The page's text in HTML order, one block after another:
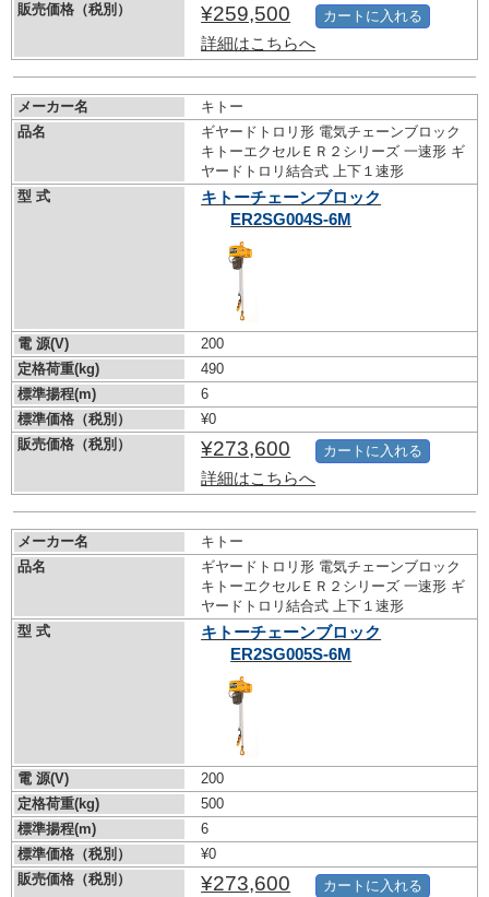
販売価格（税別）
¥259,500
詳細はこちらへ
カートに入れる
メーカー名
キトー
品名
ギヤードトロリ形 電気チェーンブロック
キトーエクセルＥＲ２シリーズ 一速形 ギ
ヤードトロリ結合式 上下１速形
型 式
キトーチェーンブロック
ER2SG004S-6M
電 源(V)
200
定格荷重(kg)
490
標準揚程(m)
6
標準価格（税別）
¥0
販売価格（税別）
¥273,600
詳細はこちらへ
カートに入れる
メーカー名
キトー
品名
ギヤードトロリ形 電気チェーンブロック
キトーエクセルＥＲ２シリーズ 一速形 ギ
ヤードトロリ結合式 上下１速形
型 式
キトーチェーンブロック
ER2SG005S-6M
電 源(V)
200
定格荷重(kg)
500
標準揚程(m)
6
標準価格（税別）
¥0
販売価格（税別）
¥273,600 カートに入れる